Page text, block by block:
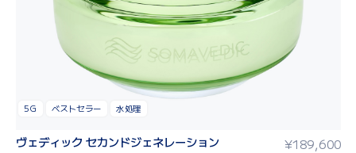
5G ベストセラー 水処理
ヴェディック セカンドジェネレーション ¥189,600